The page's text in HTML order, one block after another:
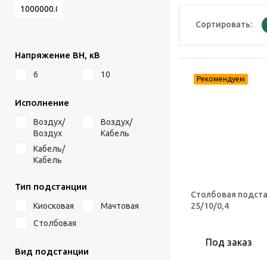
Напряжение ВН, кВ
6 10
Исполнение
Воздух/
Воздух
Воздух/
Кабель
Кабель/
Кабель
Тип подстанции
Киосковая
Мачтовая
Столбовая
Вид подстанции
Сортировать:
Столбовая
25/10/0,4
Под заказ